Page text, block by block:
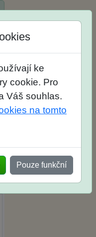
ke
cookie. Pro
Váš souhlas.
na tomto
Pouze funkční